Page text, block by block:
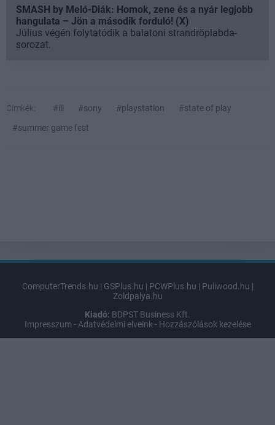
SMASH by Meló-Diák: Homok, zene és a nyár legjobb
hangulata – Jön a második forduló! (X)
Július végén folytatódik a balatoni strandröplabda-
sorozat.
Címkék: #ill #sony #playstation
#state of play
#summer game fest
ComputerTrends.hu | GSPlus.hu | PCWPlus.hu | Puliwood.hu |
Zoldpalya.hu
Kiadó: BDPST Business Kft.
Impresszum -Adatvédelmi elveink- Hozzászólások kezelése